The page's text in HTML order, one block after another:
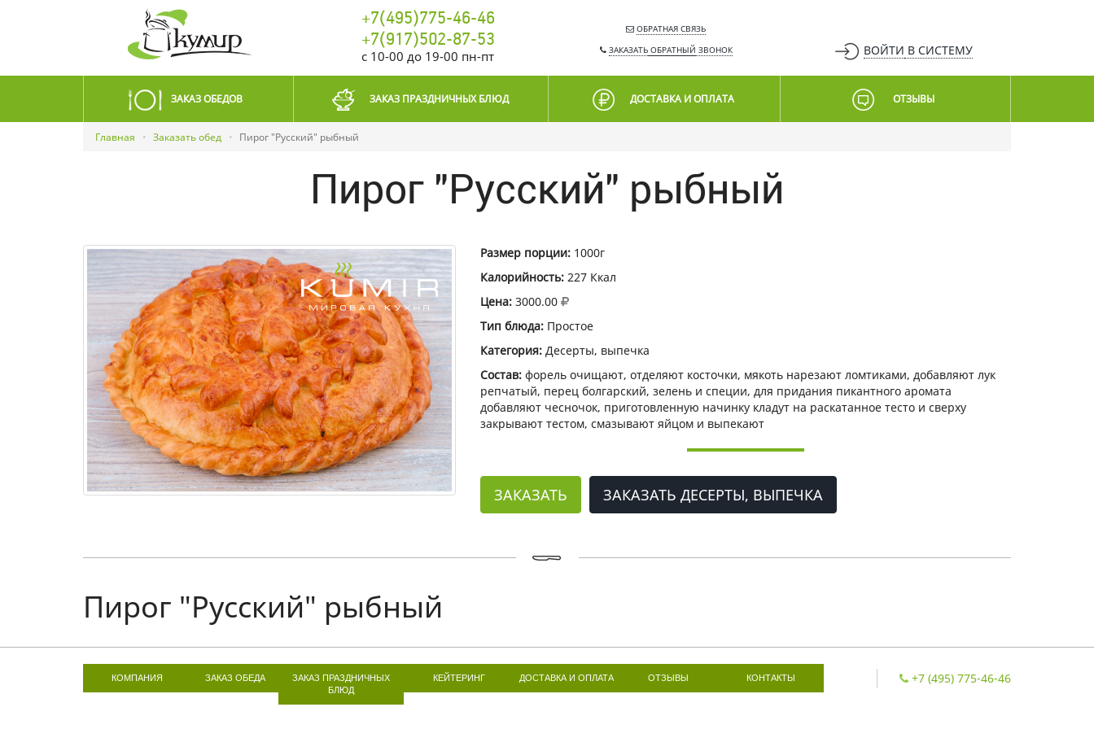
+7(495)775-46-46
+7(917)502-87-53
c 10-00 до 19-00 пн-пт
ОБРАТНАЯ СВЯЗЬ
ЗАКАЗАТЬОБРАТНЫЙ ЗВОНОК ВОЙТИ В СИСТЕМУ
ЗАКАЗ ОБЕДОВ ЗАКАЗ ПРАЗДНИЧНЫХ БЛЮД ДОСТАВКА И ОПЛАТА ОТЗЫВЫ
Главная Заказать обед Пирог "Русский" рыбный
Пирог "Русский" рыбный
Размер порции: 1000г
Калорийность: 227 Ккал
Цена: 3000.00
Тип блюда: Простое
Категория: Десерты, выпечка
Состав: форель очищают, отделяют косточки, мякоть нарезают ломтиками, добавляют лук
репчатый, перец болгарский, зелень и специи, для придания пикантного аромата
добавляют чесночок, приготовленную начинку кладут на раскатанное тесто и сверху
закрывают тестом, смазывают яйцом и выпекают
ЗАКАЗАТЬ ЗАКАЗАТЬ ДЕСЕРТЫ, ВЫПЕЧКА
Пирог "Русский" рыбный
КОМПАНИЯ ЗАКАЗ ОБЕДА
ЗАКАЗ ПРАЗДНИЧНЫХ
БЛЮД
КЕЙТЕРИНГ ДОСТАВКА И ОПЛАТА ОТЗЫВЫ КОНТАКТЫ +7 (495) 775-46-46